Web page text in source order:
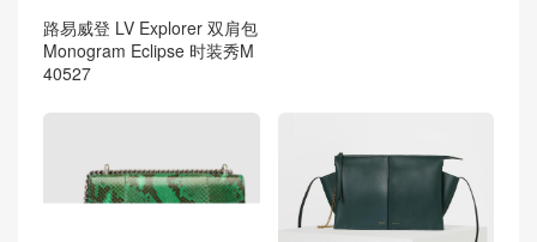
路易威登 LV Explorer 双肩包
Monogram Eclipse 时装秀M
40527